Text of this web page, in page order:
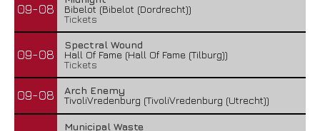
09-08
Bibelot (Bibelot (Dordrecht))
Tickets
09-08
Spectral Wound
Hall Of Fame (Hall Of Fame (Tilburg))
Tickets
09-08
Arch Enemy
TivoliVredenburg (TivoliVredenburg (Utrecht))
Municipal Waste